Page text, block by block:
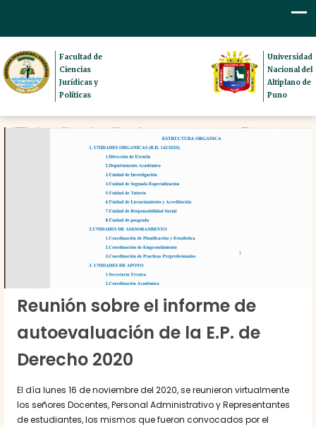
Facultad de
Ciencias
Jurídicas y
Políticas
Universidad
Nacional del
Altiplano de
Puno
Reunión sobre el informe de
autoevaluación de la E.P. de
Derecho 2020
El día lunes 16 de noviembre del 2020, se reunieron virtualmente
los señores Docentes, Personal Administrativo y Representantes
de estudiantes, los mismos que fueron convocados por el